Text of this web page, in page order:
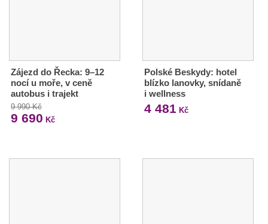
Zájezd do Řecka: 9–12
nocí u moře, v ceně
autobus i trajekt
9 990 Kč
9 690 Kč
Polské Beskydy: hotel
blízko lanovky, snídaně
i wellness
4 481 Kč